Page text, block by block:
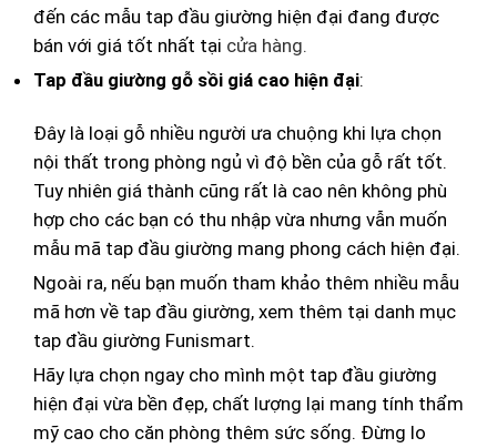
đến các mẫu tap đầu giường hiện đại đang được
bán với giá tốt nhất tại cửa hàng.
Tap đầu giường gỗ sồi giá cao hiện đại:
Đây là loại gỗ nhiều người ưa chuộng khi lựa chọn
nội thất trong phòng ngủ vì độ bền của gỗ rất tốt.
Tuy nhiên giá thành cũng rất là cao nên không phù
hợp cho các bạn có thu nhập vừa nhưng vẫn muốn
mẫu mã tap đầu giường mang phong cách hiện đại.
Ngoài ra, nếu bạn muốn tham khảo thêm nhiều mẫu
mã hơn về tap đầu giường, xem thêm tại danh mục
tap đầu giường Funismart.
Hãy lựa chọn ngay cho mình một tap đầu giường
hiện đại vừa bền đẹp, chất lượng lại mang tính thẩm
mỹ cao cho căn phòng thêm sức sống. Đừng lo